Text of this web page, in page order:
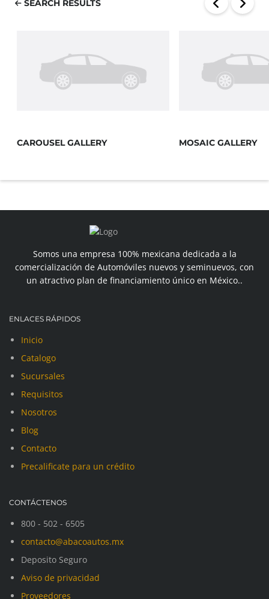
SEARCH RESULTS
CAROUSEL GALLERY MOSAIC GALLERY
Somos una empresa 100% mexicana dedicada a la
comercialización de Automóviles nuevos y seminuevos, con
un atractivo plan de financiamiento único en México..
ENLACES RÁPIDOS
Inicio
Catalogo
Sucursales
Requisitos
Nosotros
Blog
Contacto
Precalificate para un crédito
CONTÁCTENOS
800 - 502 - 6505
contacto@abacoautos.mx
Deposito Seguro
Aviso de privacidad
Proveedores